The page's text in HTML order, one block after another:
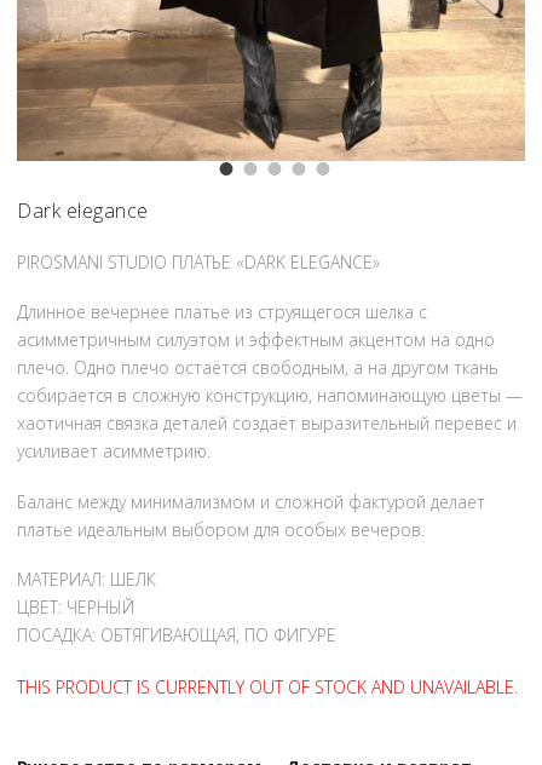
Dark elegance
PIROSMANI STUDIO ПЛАТЬЕ «DARK ELEGANCE»
Длинное вечернее платье из струящегося шелка с
асимметричным силуэтом и эффектным акцентом на одно
плечо. Одно плечо остаётся свободным, а на другом ткань
собирается в сложную конструкцию, напоминающую цветы —
хаотичная связка деталей создаёт выразительный перевес и
усиливает асимметрию.
Баланс между минимализмом и сложной фактурой делает
платье идеальным выбором для особых вечеров.
МАТЕРИАЛ: ШЕЛК
ЦВЕТ: ЧЕРНЫЙ
ПОСАДКА: ОБТЯГИВАЮЩАЯ, ПО ФИГУРЕ
THIS PRODUCT IS CURRENTLY OUT OF STOCK AND UNAVAILABLE.